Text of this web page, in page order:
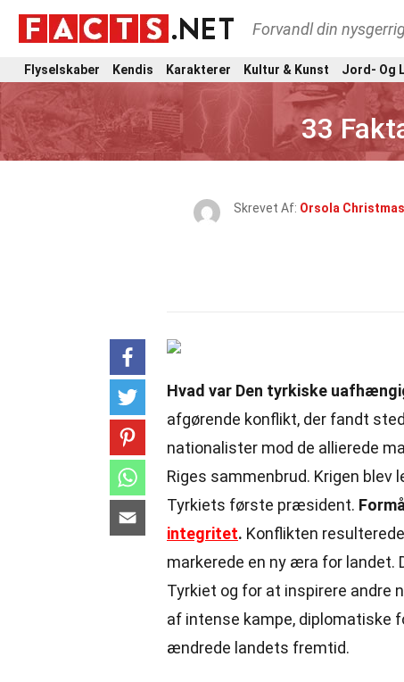
Forvandl din
Flyselskaber Kendis Karakterer Kultur & Kunst Jord- Og
33
Skrevet Af: Orsola Christmas
Hvad var Den tyrkiske
afgørende konflikt, der fandt
nationalister mod de allierede
Riges sammenbrud. Krigen
Tyrkiets første præsident.
integritet. Konflikten
markerede en ny æra for landet.
Tyrkiet og for at inspirere andre
af intense kampe, diplomatiske
ændrede landets fremtid.